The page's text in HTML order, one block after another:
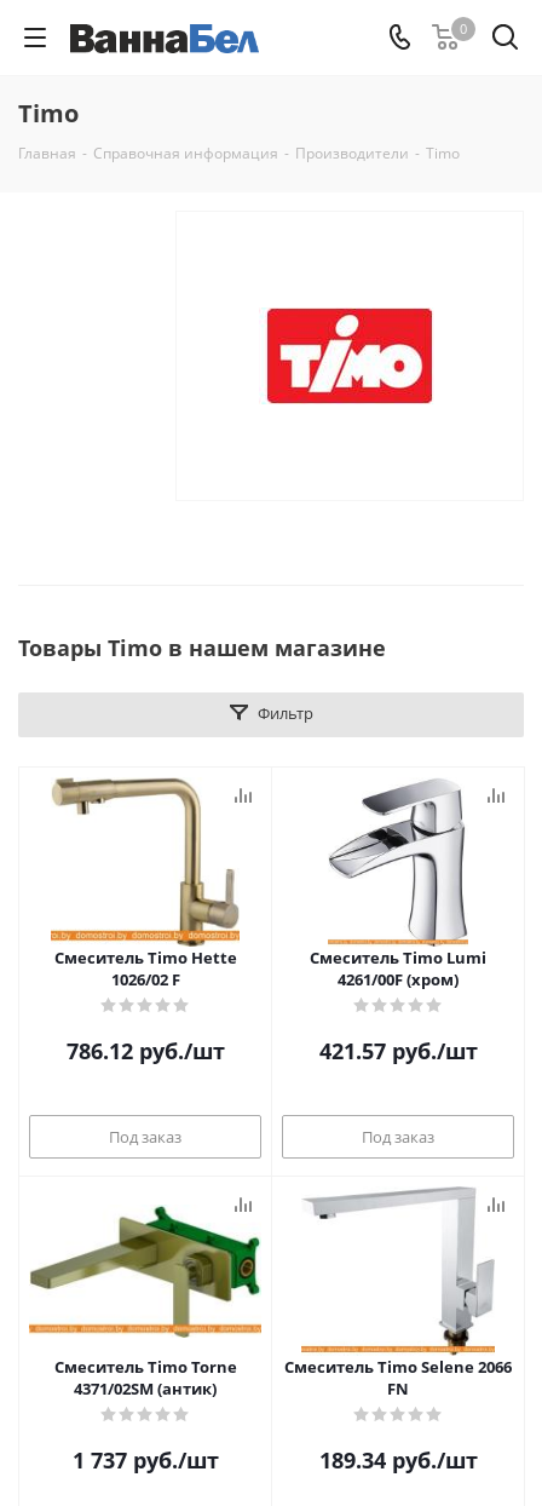
0
Timo
Главная - Справочная информация - Производители - Timo
Товары Timo в нашем магазине
Фильтр
Смеситель Timo Hette
1026/02 F
786.12руб./шт
Под заказ
Смеситель Timo Lumi
4261/00F (хром)
421.57руб./шт
Под заказ
Смеситель Timo Torne
4371/02SM (антик)
1 737руб./шт
Смеситель Timo Selene 2066
FN
189.34руб./шт